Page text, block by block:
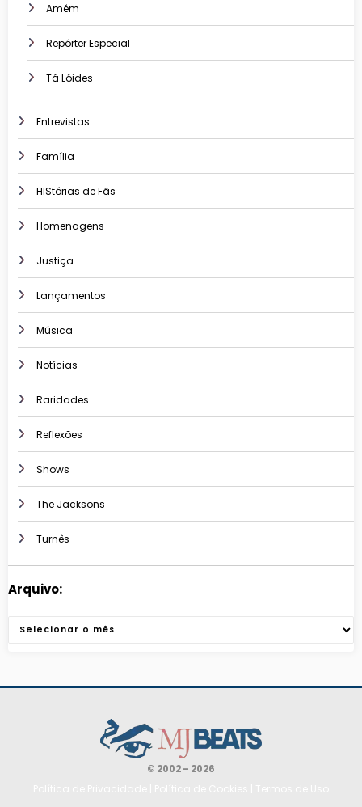
Amém
Repórter Especial
Tá Lóides
Entrevistas
Família
HIStórias de Fãs
Homenagens
Justiça
Lançamentos
Música
Notícias
Raridades
Reflexões
Shows
The Jacksons
Turnês
Arquivo:
Arquivos
© 2002 – 2026